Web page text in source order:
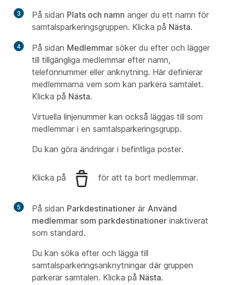
3 På sidan Plats och namn anger du ett namn för
samtalsparkeringsgruppen. Klicka på Nästa.
4 På sidan Medlemmar söker du efter och lägger
till tillgängliga medlemmar efter namn,
telefonnummer eller anknytning. Här definierar
medlemmarna vem som kan parkera samtalet.
Klicka på Nästa.
Virtuella linjenummer kan också läggas till som
medlemmar i en samtalsparkeringsgrupp.
Du kan göra ändringar i befintliga poster.
Klicka på för att ta bort medlemmar.
5 På sidan Parkdestinationer är Använd
medlemmar som parkdestinationer inaktiverat
som standard.
Du kan söka efter och lägga till
samtalsparkeringsanknytningar där gruppen
parkerar samtalen. Klicka på Nästa.